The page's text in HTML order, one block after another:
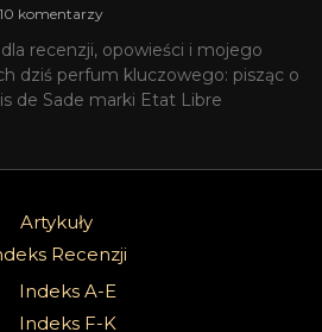
komentarzy
recenzji, opowieści i mojego
dziś perfum kluczowego: pisząc o
de Sade marki Etat Libre
Artykuły
Recenzji
Indeks A-E
Indeks F-K